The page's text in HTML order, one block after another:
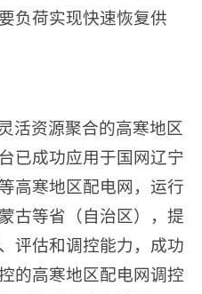
负荷实现快速恢复供
活资源聚合的高寒地区
已成功应用于国网辽宁
高寒地区配电网，运行
古等省（自治区），提
评估和调控能力，成功
的高寒地区配电网调控